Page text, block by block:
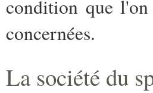
condition que
concernées.
La société du